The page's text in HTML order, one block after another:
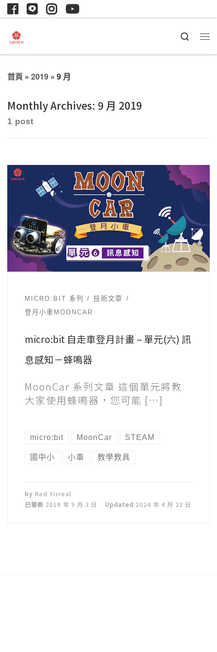
Search
首頁 » 2019 » 9 月
Monthly Archives: 9 月 2019
1 post
MICRO:BIT 系列
技術文章
登月小車MOONCAR
micro:bit 自走車登月計畫 – 單元(六) 訊
息感知－蜂鳴器
MoonCar 系列文章 這個單元將教
大家使用蜂鳴器，您可能 […]
micro:bit MoonCar STEAM
國中小 小車 教學教具
by Red Yisreal
已發表 2019 年 9 月 3 日 Updated 2024 年 4 月 23 日